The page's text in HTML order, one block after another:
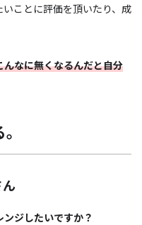
ことに評価を頂いたり、成
なに無くなるんだと自分
ンジしたいですか？